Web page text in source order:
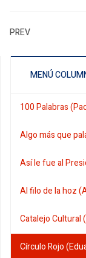
PREV
MENÚ
100 Palabras
Algo más que
Así le fue al
Al filo de la hoz
Catalejo Cultural
Círculo Rojo